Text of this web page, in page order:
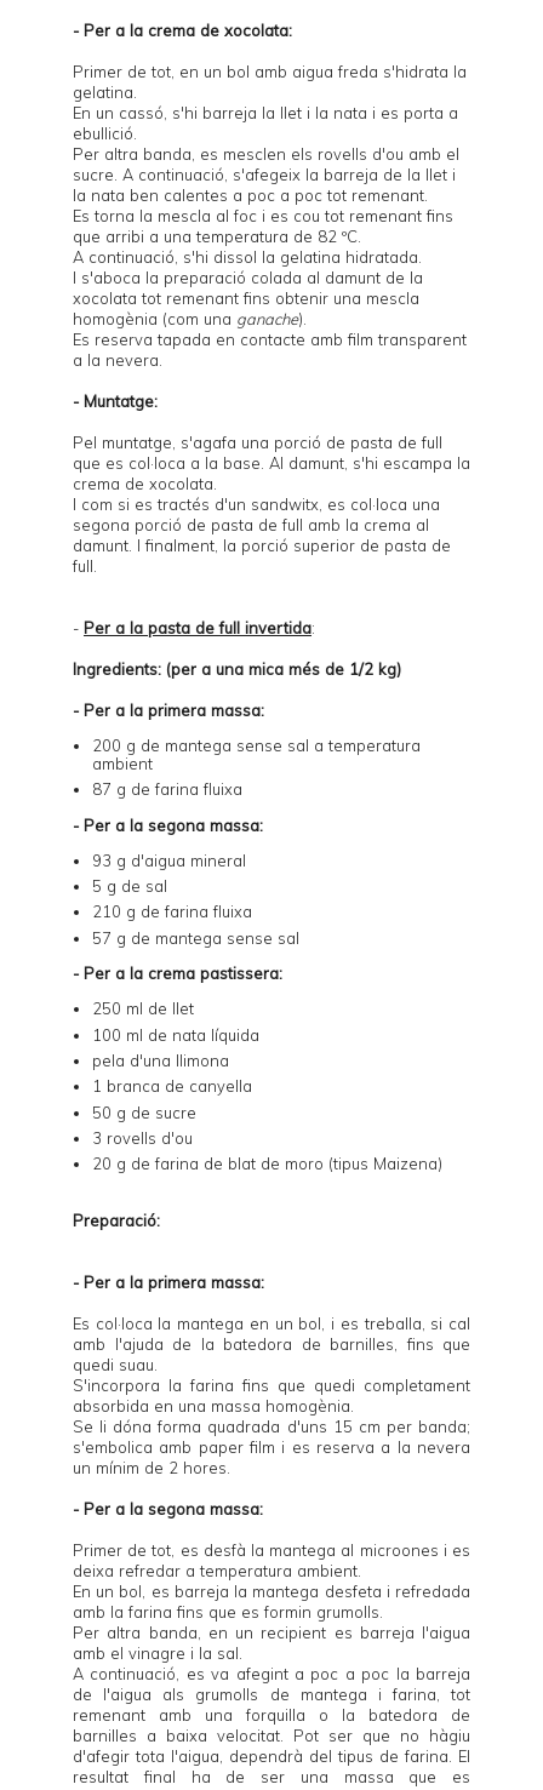
- Per a la crema de xocolata:
Primer de tot, en un bol amb aigua freda s'hidrata la
gelatina.
En un cassó, s'hi barreja la llet i la nata i es porta a
ebullició.
Per altra banda, es mesclen els rovells d'ou amb el
sucre. A continuació, s'afegeix la barreja de la llet i
la nata ben calentes a poc a poc tot remenant.
Es torna la mescla al foc i es cou tot remenant fins
que arribi a una temperatura de 82 ºC.
A continuació, s'hi dissol la gelatina hidratada.
I s'aboca la preparació colada al damunt de la
xocolata tot remenant fins obtenir una mescla
homogènia (com una ganache).
Es reserva tapada en contacte amb film transparent
a la nevera.
- Muntatge:
Pel muntatge, s'agafa una porció de pasta de full
que es col·loca a la base. Al damunt, s'hi escampa la
crema de xocolata.
I com si es tractés d'un sandwitx, es col·loca una
segona porció de pasta de full amb la crema al
damunt. I finalment, la porció superior de pasta de
full.
- Per a la pasta de full invertida:
Ingredients: (per a una mica més de 1/2 kg)
- Per a la primera massa:
200 g de mantega sense sal a temperatura
ambient
87 g de farina fluixa
- Per a la segona massa:
93 g d'aigua mineral
5 g de sal
210 g de farina fluixa
57 g de mantega sense sal
- Per a la crema pastissera:
250 ml de llet
100 ml de nata líquida
pela d'una llimona
1 branca de canyella
50 g de sucre
3 rovells d'ou
20 g de farina de blat de moro (tipus Maizena)
Preparació:
- Per a la primera massa:
Es col·loca la mantega en un bol, i es treballa, si cal
amb l'ajuda de la batedora de barnilles, fins que
quedi suau.
S'incorpora la farina fins que quedi completament
absorbida en una massa homogènia.
Se li dóna forma quadrada d'uns 15 cm per banda;
s'embolica amb paper film i es reserva a la nevera
un mínim de 2 hores.
- Per a la segona massa:
Primer de tot, es desfà la mantega al microones i es
deixa refredar a temperatura ambient.
En un bol, es barreja la mantega desfeta i refredada
amb la farina fins que es formin grumolls.
Per altra banda, en un recipient es barreja l'aigua
amb el vinagre i la sal.
A continuació, es va afegint a poc a poc la barreja
de l'aigua als grumolls de mantega i farina, tot
remenant amb una forquilla o la batedora de
barnilles a baixa velocitat. Pot ser que no hàgiu
d'afegir tota l'aigua, dependrà del tipus de farina. El
resultat final ha de ser una massa que es